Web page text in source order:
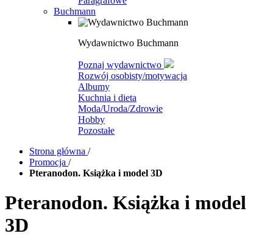
Buchmann
Wydawnictwo Buchmann
Poznaj wydawnictwo
Rozwój osobisty/motywacja
Albumy
Kuchnia i dieta
Moda/Uroda/Zdrowie
Hobby
Pozostałe
Strona główna /
Promocja /
Pteranodon. Książka i model 3D
Pteranodon. Książka i model
3D